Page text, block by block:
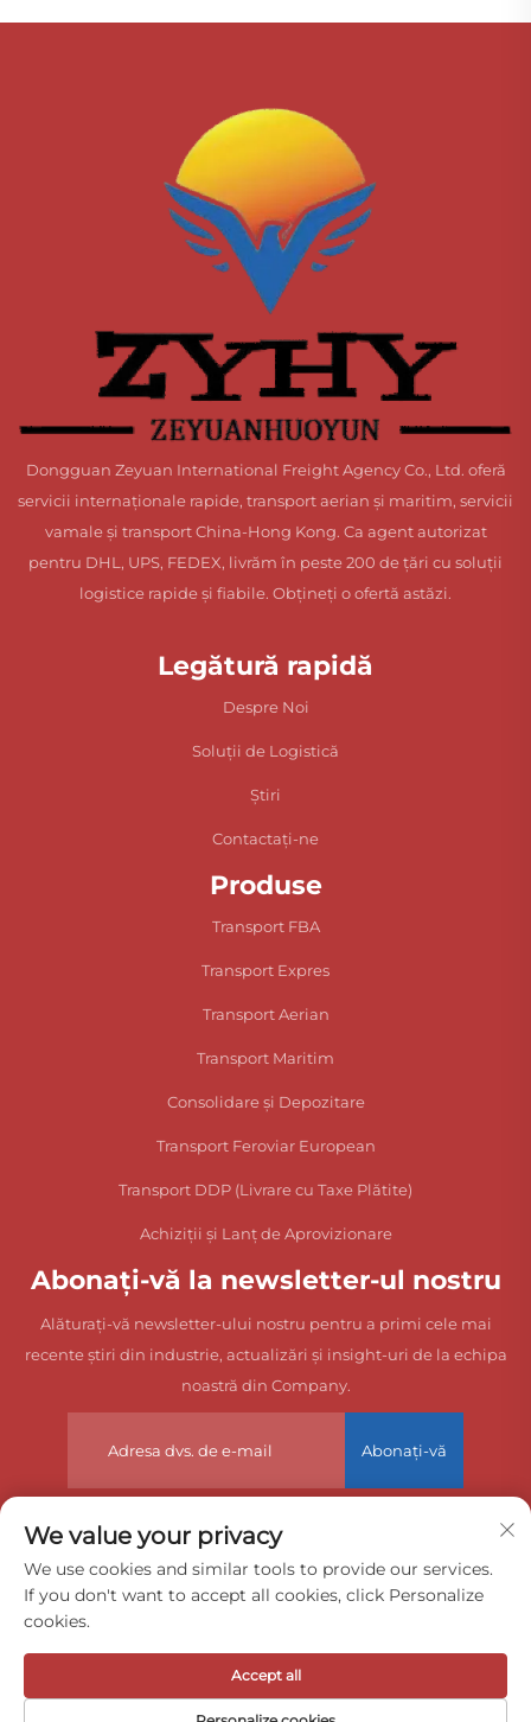
Dongguan Zeyuan International Freight Agency Co., Ltd. oferă
servicii internaționale rapide, transport aerian și maritim, servicii
vamale și transport China-Hong Kong. Ca agent autorizat
pentru DHL, UPS, FEDEX, livrăm în peste 200 de țări cu soluții
logistice rapide și fiabile. Obțineți o ofertă astăzi.
Legătură rapidă
Despre Noi
Soluții de Logistică
Știri
Contactați-ne
Produse
Transport FBA
Transport Expres
Transport Aerian
Transport Maritim
Consolidare și Depozitare
Transport Feroviar European
Transport DDP (Livrare cu Taxe Plătite)
Achiziții și Lanț de Aprovizionare
Abonați-vă la newsletter-ul nostru
Alăturați-vă newsletter-ului nostru pentru a primi cele mai
recente știri din industrie, actualizări și insight-uri de la echipa
noastră din Company.
Abonați-vă
Drepturi de autor © 2025 China Dongguan Zeyuan International
Freight Agency Co., Ltd. Toate drepturile rezervate.
We value your privacy
We use cookies and similar tools to provide our services.
If you don't want to accept all cookies, click Personalize
cookies.
Accept all